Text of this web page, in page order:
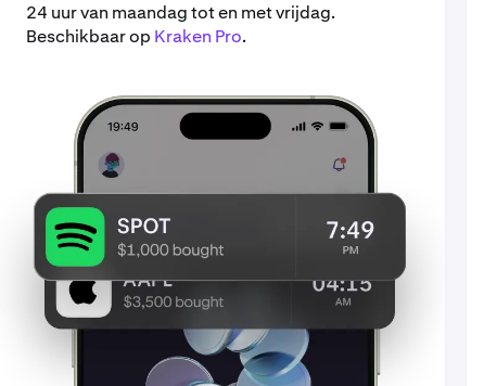
24 uur van maandag tot en met vrijdag.
Beschikbaar op Kraken Pro.